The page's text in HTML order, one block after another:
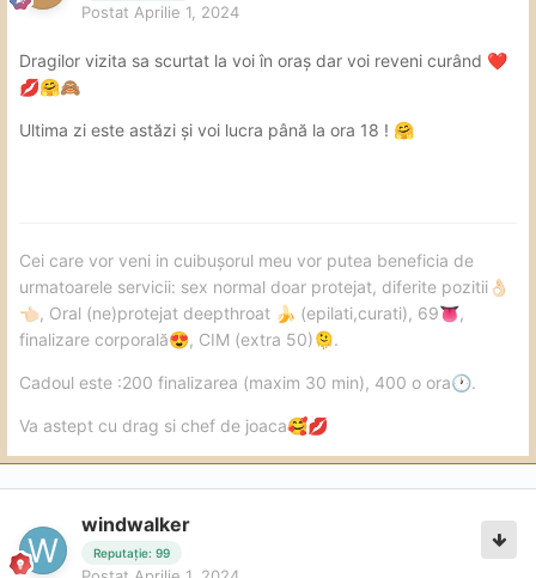
Postat Aprilie 1, 2024
Dragilor vizita sa scurtat la voi în oraș dar voi reveni curând ❤️
💋🤗🙈
Ultima zi este astăzi și voi lucra până la ora 18 ! 🤗
Cei care vor veni in cuibușorul meu vor putea beneficia de
urmatoarele servicii: sex normal doar protejat, diferite pozitii👌🏻
👈🏻, Oral (ne)protejat deepthroat 🍌 (epilati,curati), 69👅,
finalizare corporală😍, CIM (extra 50)🫠.
Cadoul este :200 finalizarea (maxim 30 min), 400 o ora🕐.
Va astept cu drag si chef de joaca🥰💋
windwalker
Reputație: 99